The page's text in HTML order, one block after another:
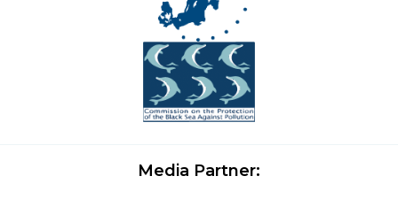
Media Partner: